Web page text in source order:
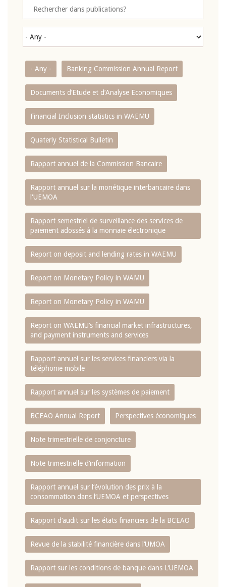
- Any - Banking Commission Annual Report
Documents d’Etude et d’Analyse Economiques
Financial Inclusion statistics in WAEMU
Quaterly Statistical Bulletin
Rapport annuel de la Commission Bancaire
Rapport annuel sur la monétique interbancaire dans
l'UEMOA
Rapport semestriel de surveillance des services de
paiement adossés à la monnaie électronique
Report on deposit and lending rates in WAEMU
Report on Monetary Policy in WAMU
Report on Monetary Policy in WAMU
Report on WAEMU’s financial market infrastructures,
and payment instruments and services
Rapport annuel sur les services financiers via la
téléphonie mobile
Rapport annuel sur les systèmes de paiement
BCEAO Annual Report Perspectives économiques
Note trimestrielle de conjoncture
Note trimestrielle d‘information
Rapport annuel sur l‘évolution des prix à la
consommation dans l‘UEMOA et perspectives
Rapport d‘audit sur les états financiers de la BCEAO
Revue de la stabilité financière dans l‘UMOA
Rapport sur les conditions de banque dans L‘UEMOA